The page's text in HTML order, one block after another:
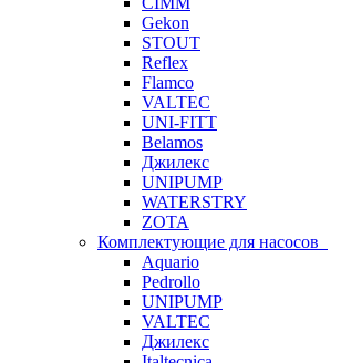
Gekon
STOUT
Reflex
Flamco
VALTEC
UNI-FITT
Belamos
Джилекс
UNIPUMP
WATERSTRY
ZOTA
Комплектующие для насосов
Aquario
Pedrollo
UNIPUMP
VALTEC
Джилекс